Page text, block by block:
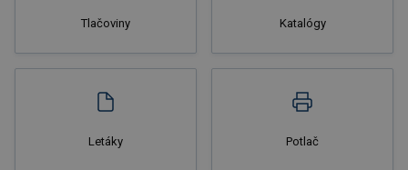
Tlačoviny Katalógy
Letáky Potlač